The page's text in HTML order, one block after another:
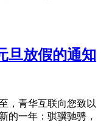
旦放假的通知
，青华互联向您致以
的一年：骐骥驰骋，